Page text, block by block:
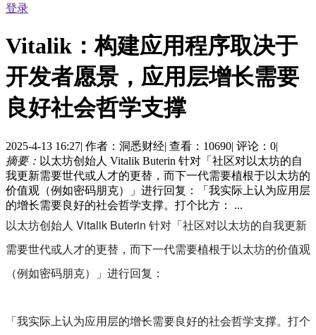
登录
Vitalik：构建应用程序取决于
开发者愿景，应用层增长需要
良好社会哲学支撑
2025-4-13 16:27| 作者：洞悉财经| 查看：10690| 评论：0|
摘要： 以太坊创始人 Vitalik Buterin 针对「社区对以太坊的自
我更新需要世代或人才的更替，而下一代需要植根于以太坊的
价值观（例如密码朋克）」进行回复：「我实际上认为应用层
的增长需要良好的社会哲学支撑。打个比方： ...
以太坊创始人 Vitalik Buterin 针对「社区对以太坊的自我更新
需要世代或人才的更替，而下一代需要植根于以太坊的价值观
（例如密码朋克）」进行回复：
「我实际上认为应用层的增长需要良好的社会哲学支撑。打个